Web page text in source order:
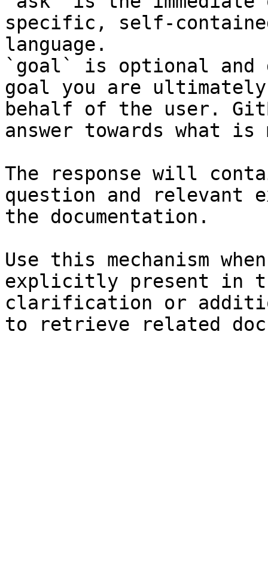
specific, self-
language.
`goal` is optional and
goal you are
behalf of the user.
answer towards what
The response will
question and relevant
the documentation.
Use this mechanism
explicitly present in
clarification or